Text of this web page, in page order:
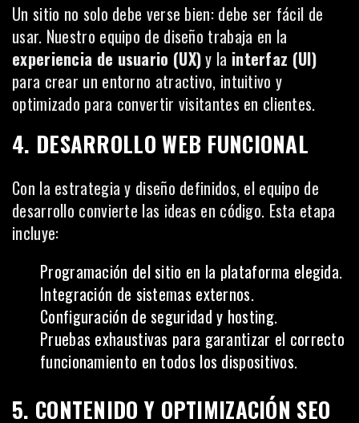
Un sitio no solo debe verse bien: debe ser fácil de
usar. Nuestro equipo de diseño trabaja en la
experiencia de usuario (UX)y la interfaz (UI)
para crear un entorno atractivo, intuitivo y
optimizado para convertir visitantes en clientes.
4. DESARROLLO WEB FUNCIONAL
Con la estrategia y diseño definidos, el equipo de
desarrollo convierte las ideas en código. Esta etapa
incluye:
Programación del sitio en la plataforma elegida.
Integración de sistemas externos.
Configuración de seguridad y hosting.
Pruebas exhaustivas para garantizar el correcto
funcionamiento en todos los dispositivos.
5. CONTENIDO Y OPTIMIZACIÓN SEO